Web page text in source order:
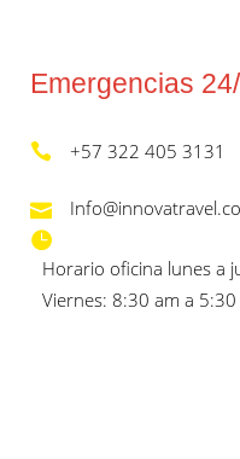
Emergencias
+57 322 405 3131
Horario oficina lunes a
Viernes: 8:30 am a